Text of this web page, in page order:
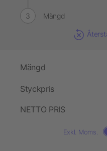
Mängd
Mängd
Styckpris
NETTO PRIS
Exkl. Moms.